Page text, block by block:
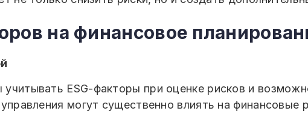
на финансовое
ESG-факторы при оценке рисков и
могут существенно влиять на финансовые